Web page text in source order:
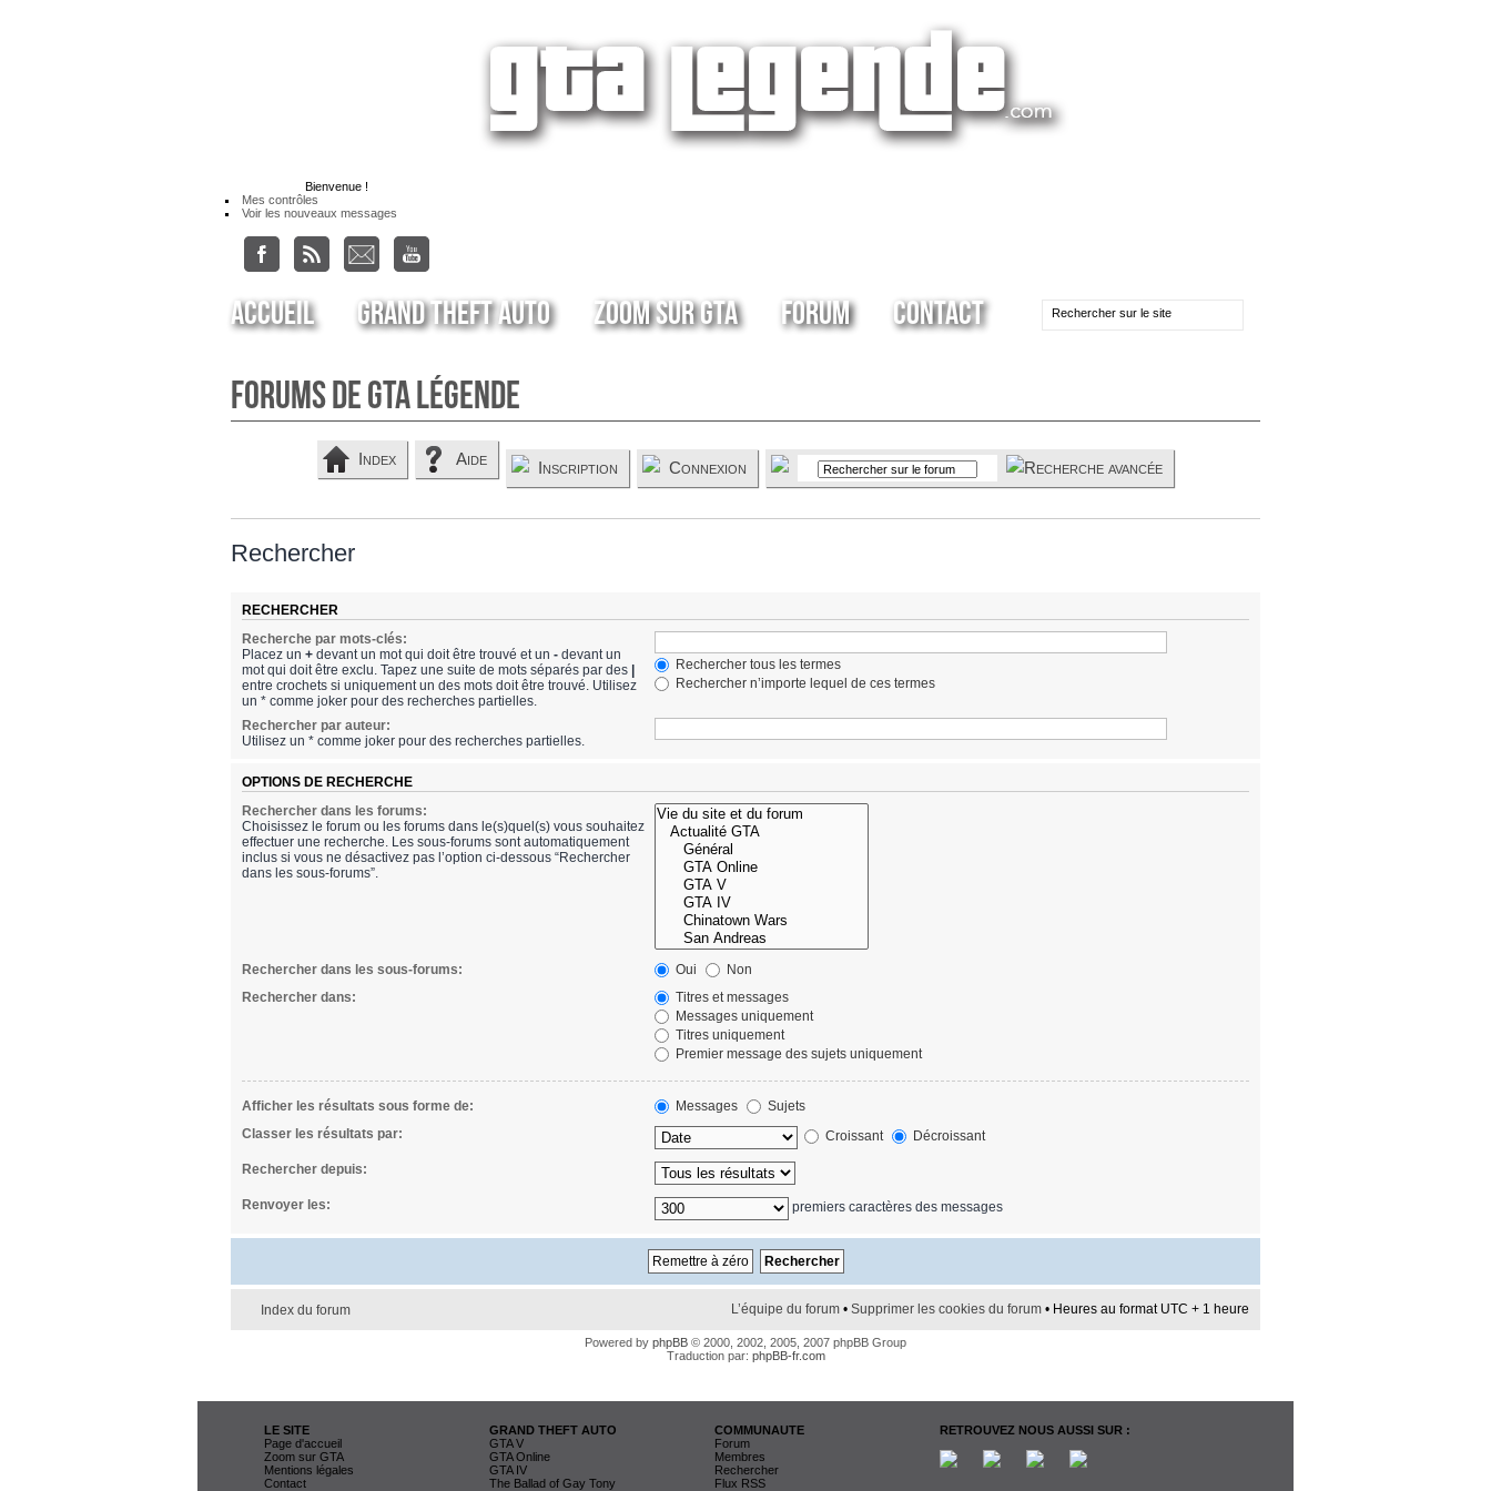
Bienvenue !
Mes contrôles
Voir les nouveaux messages
Accueil Grand Theft Auto Zoom sur GTA Forum Contact
Forums de GTA Légende
Index Aide Inscription Connexion
Rechercher
RECHERCHER
Recherche par mots-clés:
Placez un + devant un mot qui doit être trouvé et un - devant un
mot qui doit être exclu. Tapez une suite de mots séparés par des
entre crochets si uniquement un des mots doit être trouvé. Utilisez
un * comme joker pour des recherches partielles.
Rechercher tous les termes
Rechercher n’importe lequel de ces termes
Rechercher par auteur:
Utilisez un * comme joker pour des recherches partielles.
OPTIONS DE RECHERCHE
Rechercher dans les forums:
Choisissez le forum ou les forums dans le(s)quel(s) vous souhaitez
effectuer une recherche. Les sous-forums sont automatiquement
inclus si vous ne désactivez pas l’option ci-dessous “Rechercher
dans les sous-forums”.
Rechercher dans les sous-forums: Oui
Non
Rechercher dans:
Titres et messages
Messages uniquement
Titres uniquement
Premier message des sujets uniquement
Afficher les résultats sous forme de: Messages
Sujets
Classer les résultats par:
Croissant Décroissant
Rechercher depuis:
Renvoyer les: premiers caractères des messages
Index du forum L’équipe du forum • Supprimer les cookies du forum • Heures au format UTC + 1 heure
Powered by phpBB © 2000, 2002, 2005, 2007 phpBB Group
Traduction par: phpBB-fr.com
LE SITE
Page d'accueil
Zoom sur GTA
Mentions légales
Contact
GRAND THEFT AUTO
GTA V
GTA Online
GTA IV
The Ballad of Gay Tony
COMMUNAUTE
Forum
Membres
Rechercher
Flux RSS
RETROUVEZ NOUS AUSSI SUR :